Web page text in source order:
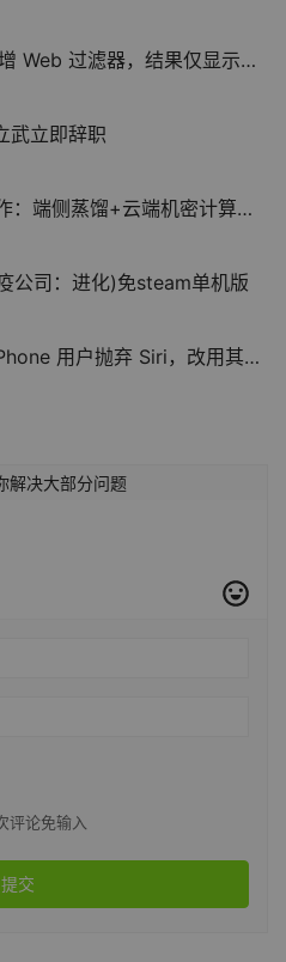
过滤器，结果仅显示文本链接
武立即辞职
馏+云端机密计算，坚守隐私底线
公司：进化)免steam单机版
户抛弃 Siri，改用其他默认语音助手
解决大部分问题
评论免输入
提交